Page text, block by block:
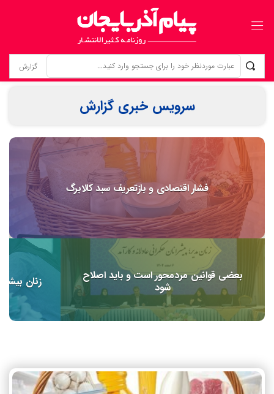
زنانی که بی‌نام، تبریز را ساخته‌اند ردپای زنان گمنام؛ از «کلانترخانیم»ها تا «عموم نسوان» در اسناد مشروطه
سرویس خبری گزارش
فشار اقتصادی و بازتعریف سبد کالابرگ
بعضی قوانین مردمحور است و باید اصلاح
شود
زنان